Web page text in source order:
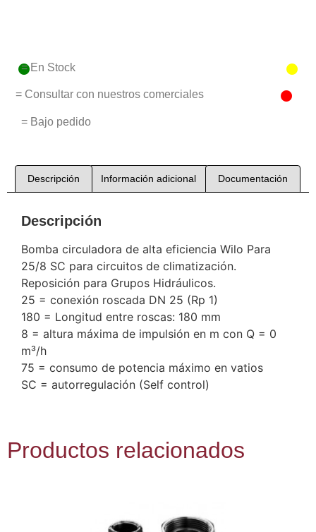
= En Stock
= Consultar con nuestros comerciales
= Bajo pedido
Descripción Información adicional Documentación
Descripción
Bomba circuladora de alta eficiencia Wilo Para
25/8 SC para circuitos de climatización.
Reposición para Grupos Hidráulicos.
25 = conexión roscada DN 25 (Rp 1)
180 = Longitud entre roscas: 180 mm
8 = altura máxima de impulsión en m con Q = 0
m³/h
75 = consumo de potencia máximo en vatios
SC = autorregulación (Self control)
Productos relacionados